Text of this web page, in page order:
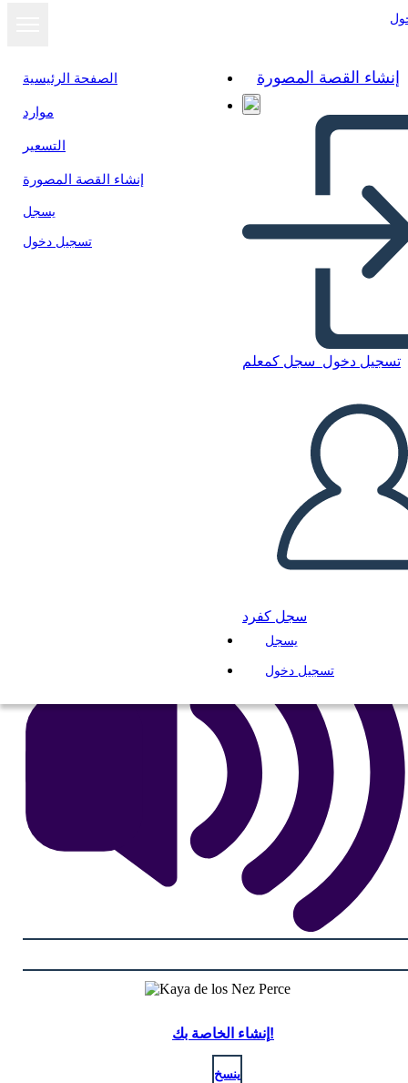
الصفحة الرئيسية
موارد
التسعير
إنشاء القصة المصورة
يسجل
تسجيل دخول
إنشاء القصة المصورة
تسجيل دخول سجل كمعلم
سجل كفرد
يسجل
تسجيل دخول
إنشاء الخاصة بك!
ينسخ